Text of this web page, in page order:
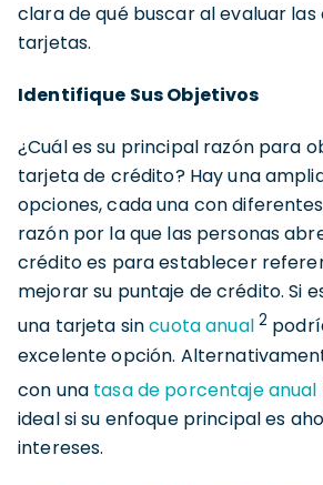
clara de qué buscar al evaluar las
tarjetas.
Identifique Sus Objetivos
¿Cuál es su principal razón para
tarjeta de crédito? Hay una
opciones, cada una con
razón por la que las personas
crédito es para establecer
mejorar su puntaje de crédito. Si
una tarjeta sincuota anual 2
excelente opción.
con una tasa de porcentaje anual
ideal si su enfoque principal es
intereses.